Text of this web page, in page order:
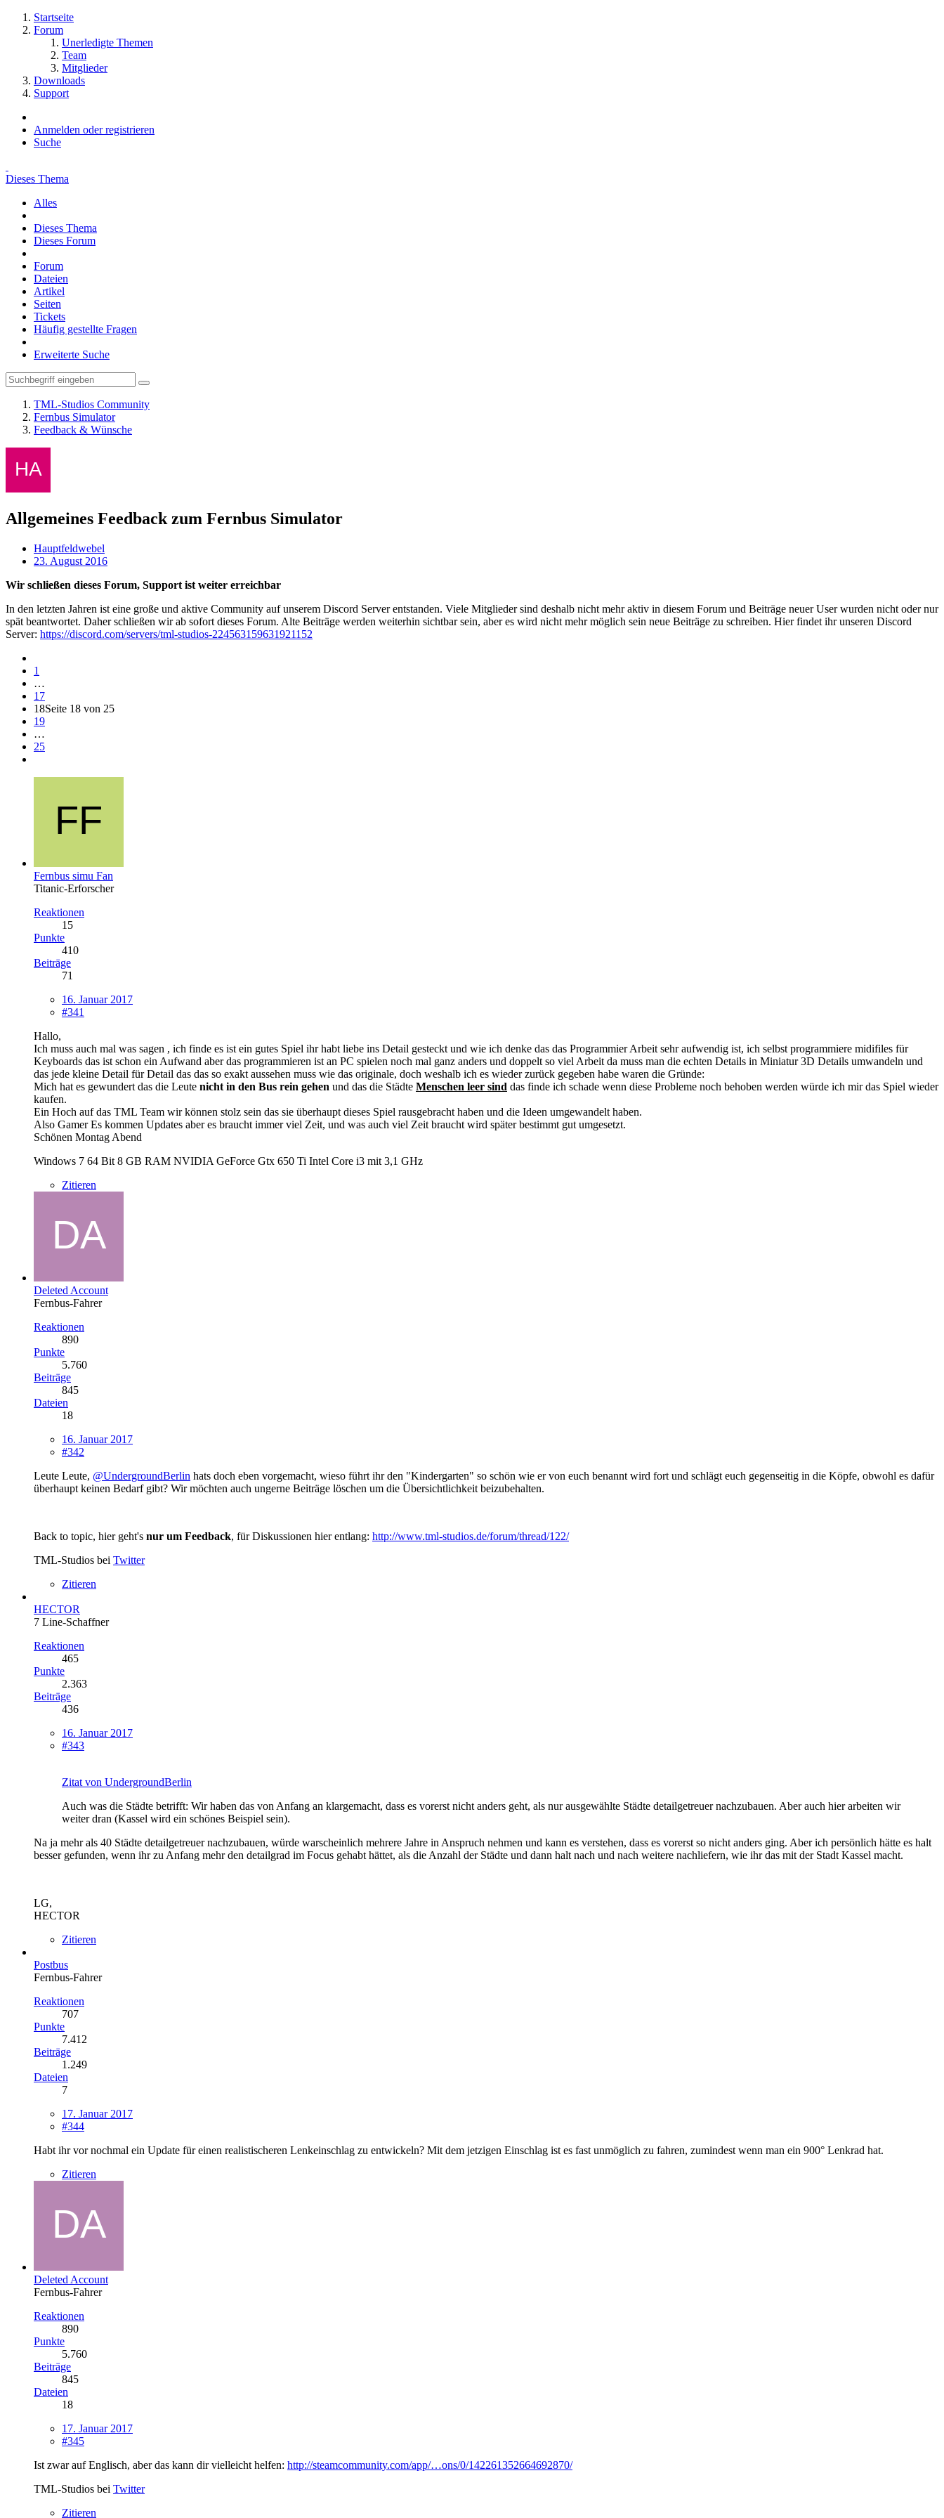
Startseite
Forum
Unerledigte Themen
Team
Mitglieder
Downloads
Support
Anmelden oder registrieren
Suche
Dieses Thema
Alles
Dieses Thema
Dieses Forum
Forum
Dateien
Artikel
Seiten
Tickets
Häufig gestellte Fragen
Erweiterte Suche
TML-Studios Community
Fernbus Simulator
Feedback & Wünsche
Allgemeines Feedback zum Fernbus Simulator
Hauptfeldwebel
23. August 2016
Wir schließen dieses Forum, Support ist weiter erreichbar
In den letzten Jahren ist eine große und aktive Community auf unserem Discord Server entstanden. Viele Mitglieder sind deshalb nicht mehr aktiv in diesem Forum und Beiträge neuer User wurden nicht oder nur
spät beantwortet. Daher schließen wir ab sofort dieses Forum. Alte Beiträge werden weiterhin sichtbar sein, aber es wird nicht mehr möglich sein neue Beiträge zu schreiben. Hier findet ihr unseren Discord
Server: https://discord.com/servers/tml-studios-224563159631921152
1
…
17
18Seite 18 von 25
19
…
25
Fernbus simu Fan
Titanic-Erforscher
Reaktionen
15
Punkte
410
Beiträge
71
16. Januar 2017
#341
Hallo,
Ich muss auch mal was sagen , ich finde es ist ein gutes Spiel ihr habt liebe ins Detail gesteckt und wie ich denke das das Programmier Arbeit sehr aufwendig ist, ich selbst programmiere midifiles für
Keyboards das ist schon ein Aufwand aber das programmieren ist an PC spielen noch mal ganz anders und doppelt so viel Arbeit da muss man die echten Details in Miniatur 3D Details umwandeln und
das jede kleine Detail für Detail das das so exakt aussehen muss wie das originale, doch weshalb ich es wieder zurück gegeben habe waren die Gründe:
Mich hat es gewundert das die Leute nicht in den Bus rein gehen und das die Städte Menschen leer sind das finde ich schade wenn diese Probleme noch behoben werden würde ich mir das Spiel wieder
kaufen.
Ein Hoch auf das TML Team wir können stolz sein das sie überhaupt dieses Spiel rausgebracht haben und die Ideen umgewandelt haben.
Also Gamer Es kommen Updates aber es braucht immer viel Zeit, und was auch viel Zeit braucht wird später bestimmt gut umgesetzt.
Schönen Montag Abend
Windows 7 64 Bit 8 GB RAM NVIDIA GeForce Gtx 650 Ti Intel Core i3 mit 3,1 GHz
Zitieren
Deleted Account
Fernbus-Fahrer
Reaktionen
890
Punkte
5.760
Beiträge
845
Dateien
18
16. Januar 2017
#342
Leute Leute, @UndergroundBerlin hats doch eben vorgemacht, wieso führt ihr den "Kindergarten" so schön wie er von euch benannt wird fort und schlägt euch gegenseitig in die Köpfe, obwohl es dafür
überhaupt keinen Bedarf gibt? Wir möchten auch ungerne Beiträge löschen um die Übersichtlichkeit beizubehalten.
Back to topic, hier geht's nur um Feedback, für Diskussionen hier entlang: http://www.tml-studios.de/forum/thread/122/
TML-Studios bei Twitter
Zitieren
HECTOR
7 Line-Schaffner
Reaktionen
465
Punkte
2.363
Beiträge
436
16. Januar 2017
#343
Zitat von UndergroundBerlin
Auch was die Städte betrifft: Wir haben das von Anfang an klargemacht, dass es vorerst nicht anders geht, als nur ausgewählte Städte detailgetreuer nachzubauen. Aber auch hier arbeiten wir
weiter dran (Kassel wird ein schönes Beispiel sein).
Na ja mehr als 40 Städte detailgetreuer nachzubauen, würde warscheinlich mehrere Jahre in Anspruch nehmen und kann es verstehen, dass es vorerst so nicht anders ging. Aber ich persönlich hätte es halt
besser gefunden, wenn ihr zu Anfang mehr den detailgrad im Focus gehabt hättet, als die Anzahl der Städte und dann halt nach und nach weitere nachliefern, wie ihr das mit der Stadt Kassel macht.
LG,
HECTOR
Zitieren
Postbus
Fernbus-Fahrer
Reaktionen
707
Punkte
7.412
Beiträge
1.249
Dateien
7
17. Januar 2017
#344
Habt ihr vor nochmal ein Update für einen realistischeren Lenkeinschlag zu entwickeln? Mit dem jetzigen Einschlag ist es fast unmöglich zu fahren, zumindest wenn man ein 900° Lenkrad hat.
Zitieren
Deleted Account
Fernbus-Fahrer
Reaktionen
890
Punkte
5.760
Beiträge
845
Dateien
18
17. Januar 2017
#345
Ist zwar auf Englisch, aber das kann dir vielleicht helfen: http://steamcommunity.com/app/…ons/0/142261352664692870/
TML-Studios bei Twitter
Zitieren